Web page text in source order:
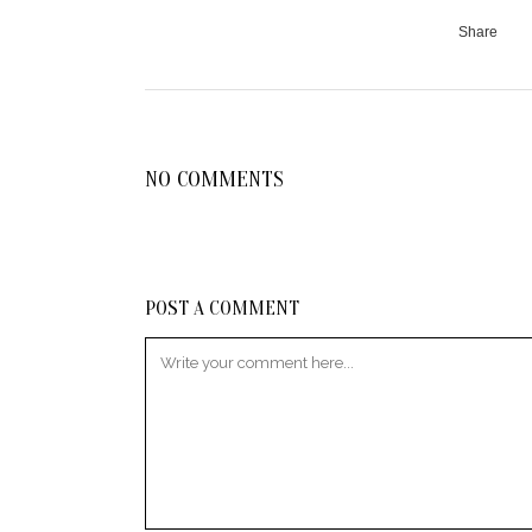
Share
NO COMMENTS
POST A COMMENT